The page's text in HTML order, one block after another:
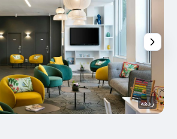
ردهة